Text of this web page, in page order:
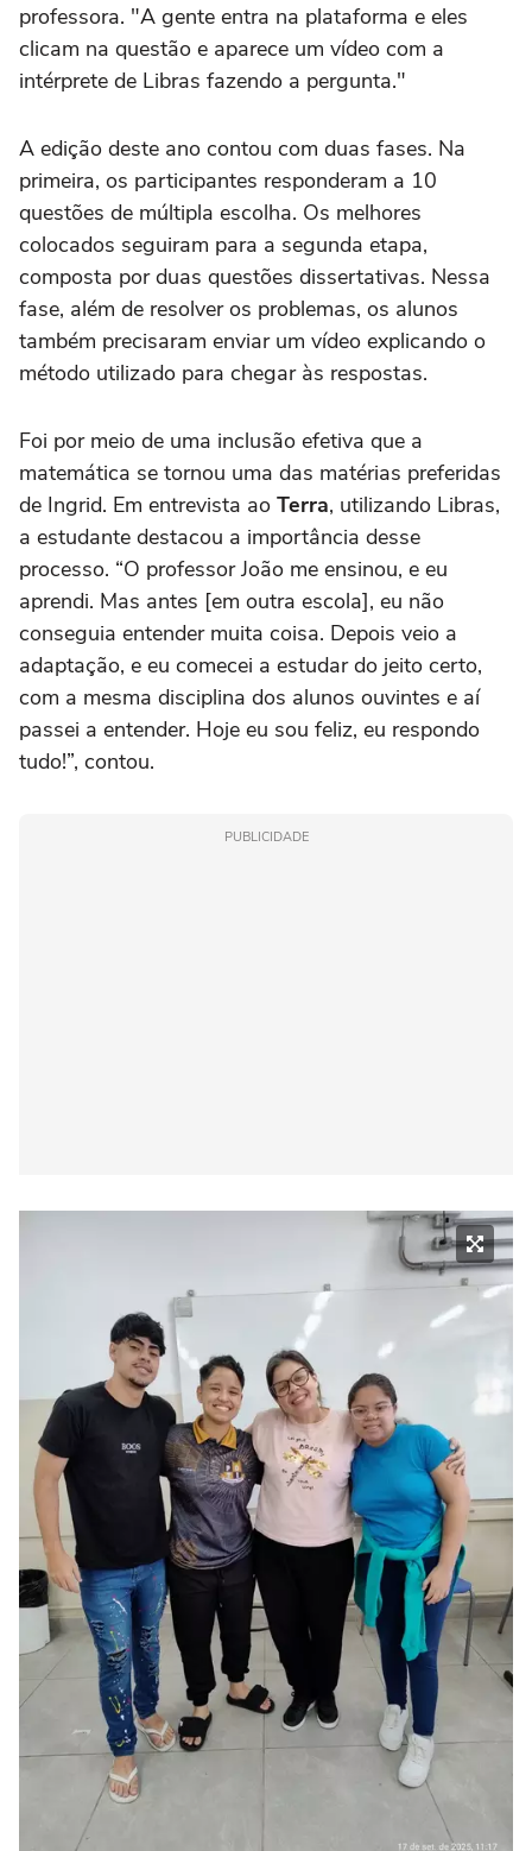
professora. "A gente entra na plataforma e eles
clicam na questão e aparece um vídeo com a
intérprete de Libras fazendo a pergunta."
A edição deste ano contou com duas fases. Na
primeira, os participantes responderam a 10
questões de múltipla escolha. Os melhores
colocados seguiram para a segunda etapa,
composta por duas questões dissertativas. Nessa
fase, além de resolver os problemas, os alunos
também precisaram enviar um vídeo explicando o
método utilizado para chegar às respostas.
Foi por meio de uma inclusão efetiva que a
matemática se tornou uma das matérias preferidas
de Ingrid. Em entrevista ao Terra, utilizando Libras,
a estudante destacou a importância desse
processo. “O professor João me ensinou, e eu
aprendi. Mas antes [em outra escola], eu não
conseguia entender muita coisa. Depois veio a
adaptação, e eu comecei a estudar do jeito certo,
com a mesma disciplina dos alunos ouvintes e aí
passei a entender. Hoje eu sou feliz, eu respondo
tudo!”, contou.
PUBLICIDADE